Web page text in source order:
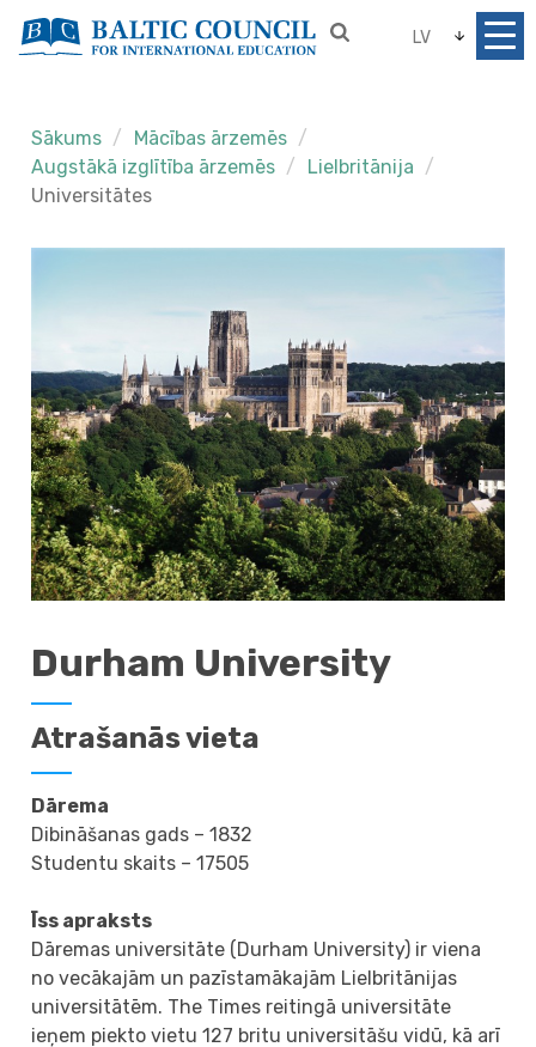
LV
Sākums
Mācības ārzemēs
Augstākā izglītība ārzemēs
Lielbritānija
Universitātes
Durham University
Atrašanās vieta
Dārema
Dibināšanas gads – 1832
Studentu skaits – 17505
Īss apraksts
Dāremas universitāte (Durham University) ir viena
no vecākajām un pazīstamākajām Lielbritānijas
universitātēm. The Times reitingā universitāte
ieņem piekto vietu 127 britu universitāšu vidū, kā arī